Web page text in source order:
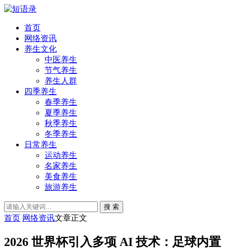
首页
网络资讯
养生文化
中医养生
节气养生
养生人群
四季养生
春季养生
夏季养生
秋季养生
冬季养生
日常养生
运动养生
名家养生
美食养生
旅游养生
搜 索
首页 网络资讯文章正文
2026 世界杯引入多项 AI 技术：足球内置